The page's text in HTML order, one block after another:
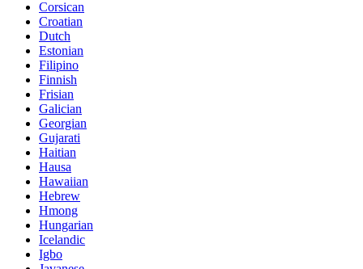
Corsican
Croatian
Dutch
Estonian
Filipino
Finnish
Frisian
Galician
Georgian
Gujarati
Haitian
Hausa
Hawaiian
Hebrew
Hmong
Hungarian
Icelandic
Igbo